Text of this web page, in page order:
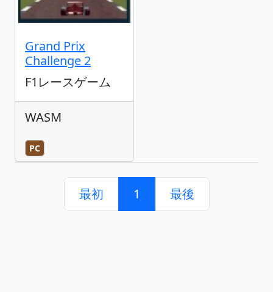
Grand Prix
Challenge 2
F1レースゲーム
WASM
PC
最初 1 最後